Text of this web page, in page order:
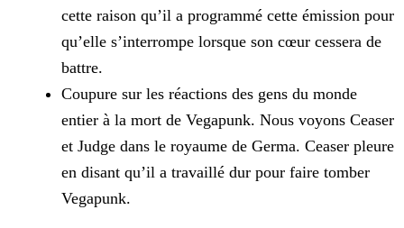
cette raison qu’il a programmé cette émission pour
qu’elle s’interrompe lorsque son cœur cessera de
battre.
Coupure sur les réactions des gens du monde
entier à la mort de Vegapunk. Nous voyons Ceaser
et Judge dans le royaume de Germa. Ceaser pleure
en disant qu’il a travaillé dur pour faire tomber
Vegapunk.